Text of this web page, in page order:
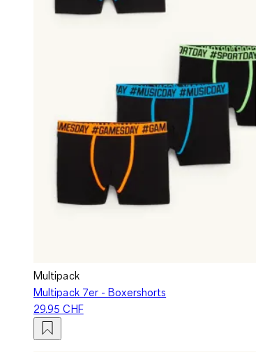
Multipack
Multipack 7er - Boxershorts
29.95 CHF